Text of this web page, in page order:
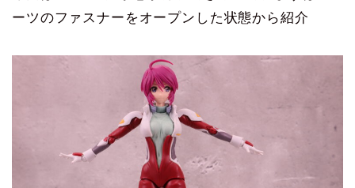
ーツのファスナーをオープンした状態から紹介